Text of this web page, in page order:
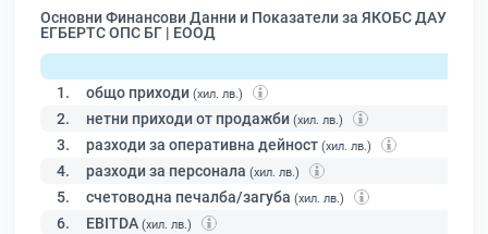
Основни Финансови Данни и Показатели за ЯКОБС ДАУ
ЕГБЕРТС ОПС БГ | ЕООД
1. общо приходи (хил. лв.)
2. нетни приходи от продажби (хил. лв.)
3. разходи за оперативна дейност (хил. лв.)
4. разходи за персонала (хил. лв.)
5. счетоводна печалба/загуба (хил. лв.)
6. EBITDA (хил. лв.)